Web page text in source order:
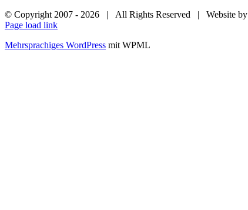
© Copyright 2007 - 2026 | All Rights Reserved | Website by
Page load link
Mehrsprachiges WordPress mit WPML